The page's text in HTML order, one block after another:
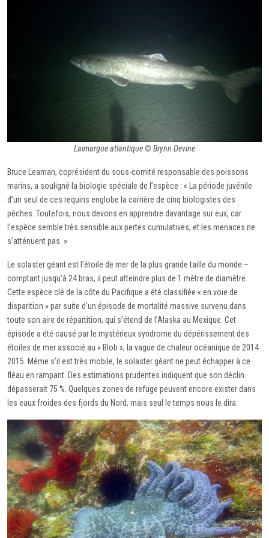
Laimargue atlantique © Brynn Devine
Bruce Leaman, coprésident du sous-comité responsable des poissons
marins, a souligné la biologie spéciale de l’espèce : « La période juvénile
d’un seul de ces requins englobe la carrière de cinq biologistes des
pêches. Toutefois, nous devons en apprendre davantage sur eux, car
l’espèce semble très sensible aux pertes cumulatives, et les menaces ne
s’atténuent pas. »
Le solaster géant est l’étoile de mer de la plus grande taille du monde –
comptant jusqu’à 24 bras, il peut atteindre plus de 1 mètre de diamètre.
Cette espèce clé de la côte du Pacifique a été classifiée « en voie de
disparition » par suite d’un épisode de mortalité massive survenu dans
toute son aire de répartition, qui s’étend de l’Alaska au Mexique. Cet
épisode a été causé par le mystérieux syndrome du dépérissement des
étoiles de mer associé au « Blob », la vague de chaleur océanique de 2014
2015. Même s’il est très mobile, le solaster géant ne peut échapper à ce
fléau en rampant. Des estimations prudentes indiquent que son déclin
dépasserait 75 %. Quelques zones de refuge peuvent encore exister dans
les eaux froides des fjords du Nord, mais seul le temps nous le dira.